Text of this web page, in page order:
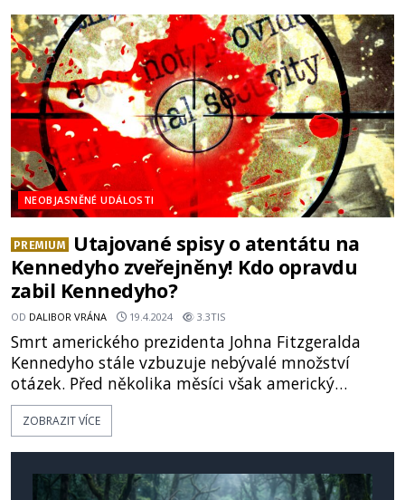
vstoupí do jeho těla a dodají mu sílu vytáhnout
pistoli. Tehdy pětadvac
NEOBJASNĚNÉ UDÁLOSTI
PREMIUM
Utajované spisy o atentátu na
Kennedyho zveřejněny! Kdo opravdu
zabil Kennedyho?
OD DALIBOR VRÁNA 19.4.2024 3.3TIS
Smrt amerického prezidenta Johna Fitzgeralda
Kennedyho stále vzbuzuje nebývalé množství
otázek. Před několika měsíci však americký
národní archiv zveřejnil tisíce stran dosud tajných
dokumentů týkajících se této události. Vyplývá
Kennedyho
ZOBRAZIT VÍCE